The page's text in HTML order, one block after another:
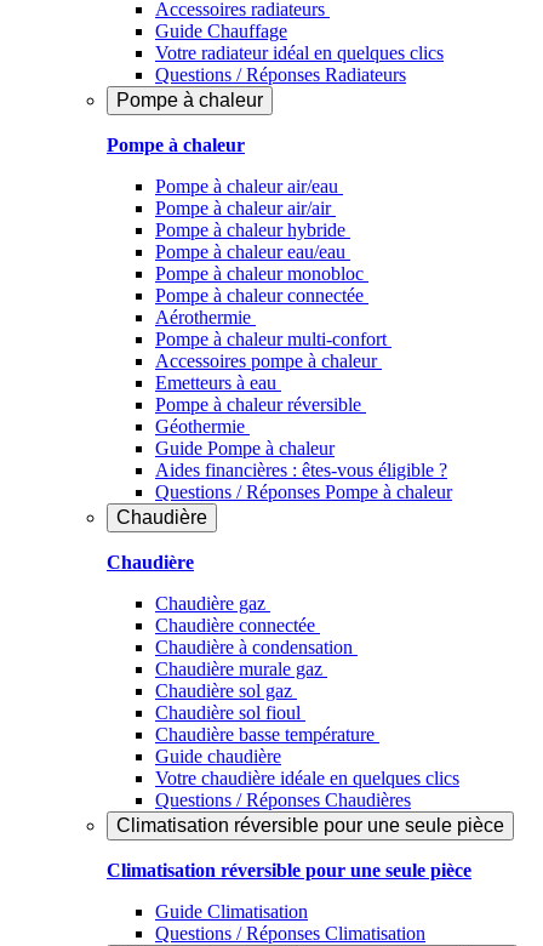
Accessoires radiateurs
Guide Chauffage
Votre radiateur idéal en quelques clics
Questions / Réponses Radiateurs
Pompe à chaleur
Pompe à chaleur
Pompe à chaleur air/eau
Pompe à chaleur air/air
Pompe à chaleur hybride
Pompe à chaleur​ eau/eau
Pompe à chaleur monobloc
Pompe à chaleur connectée
Aérothermie
Pompe à chaleur multi-confort
Accessoires pompe à chaleur
Emetteurs à eau
Pompe à chaleur réversible
Géothermie
Guide Pompe à chaleur
Aides financières : êtes-vous éligible ?
Questions / Réponses Pompe à chaleur
Chaudière
Chaudière
Chaudière gaz
Chaudière connectée
Chaudière à condensation
Chaudière murale gaz
Chaudière sol gaz
Chaudière sol fioul
Chaudière basse température
Guide chaudière
Votre chaudière idéale en quelques clics
Questions / Réponses Chaudières
Climatisation réversible pour une seule pièce
Climatisation réversible pour une seule pièce
Guide Climatisation
Questions / Réponses Climatisation